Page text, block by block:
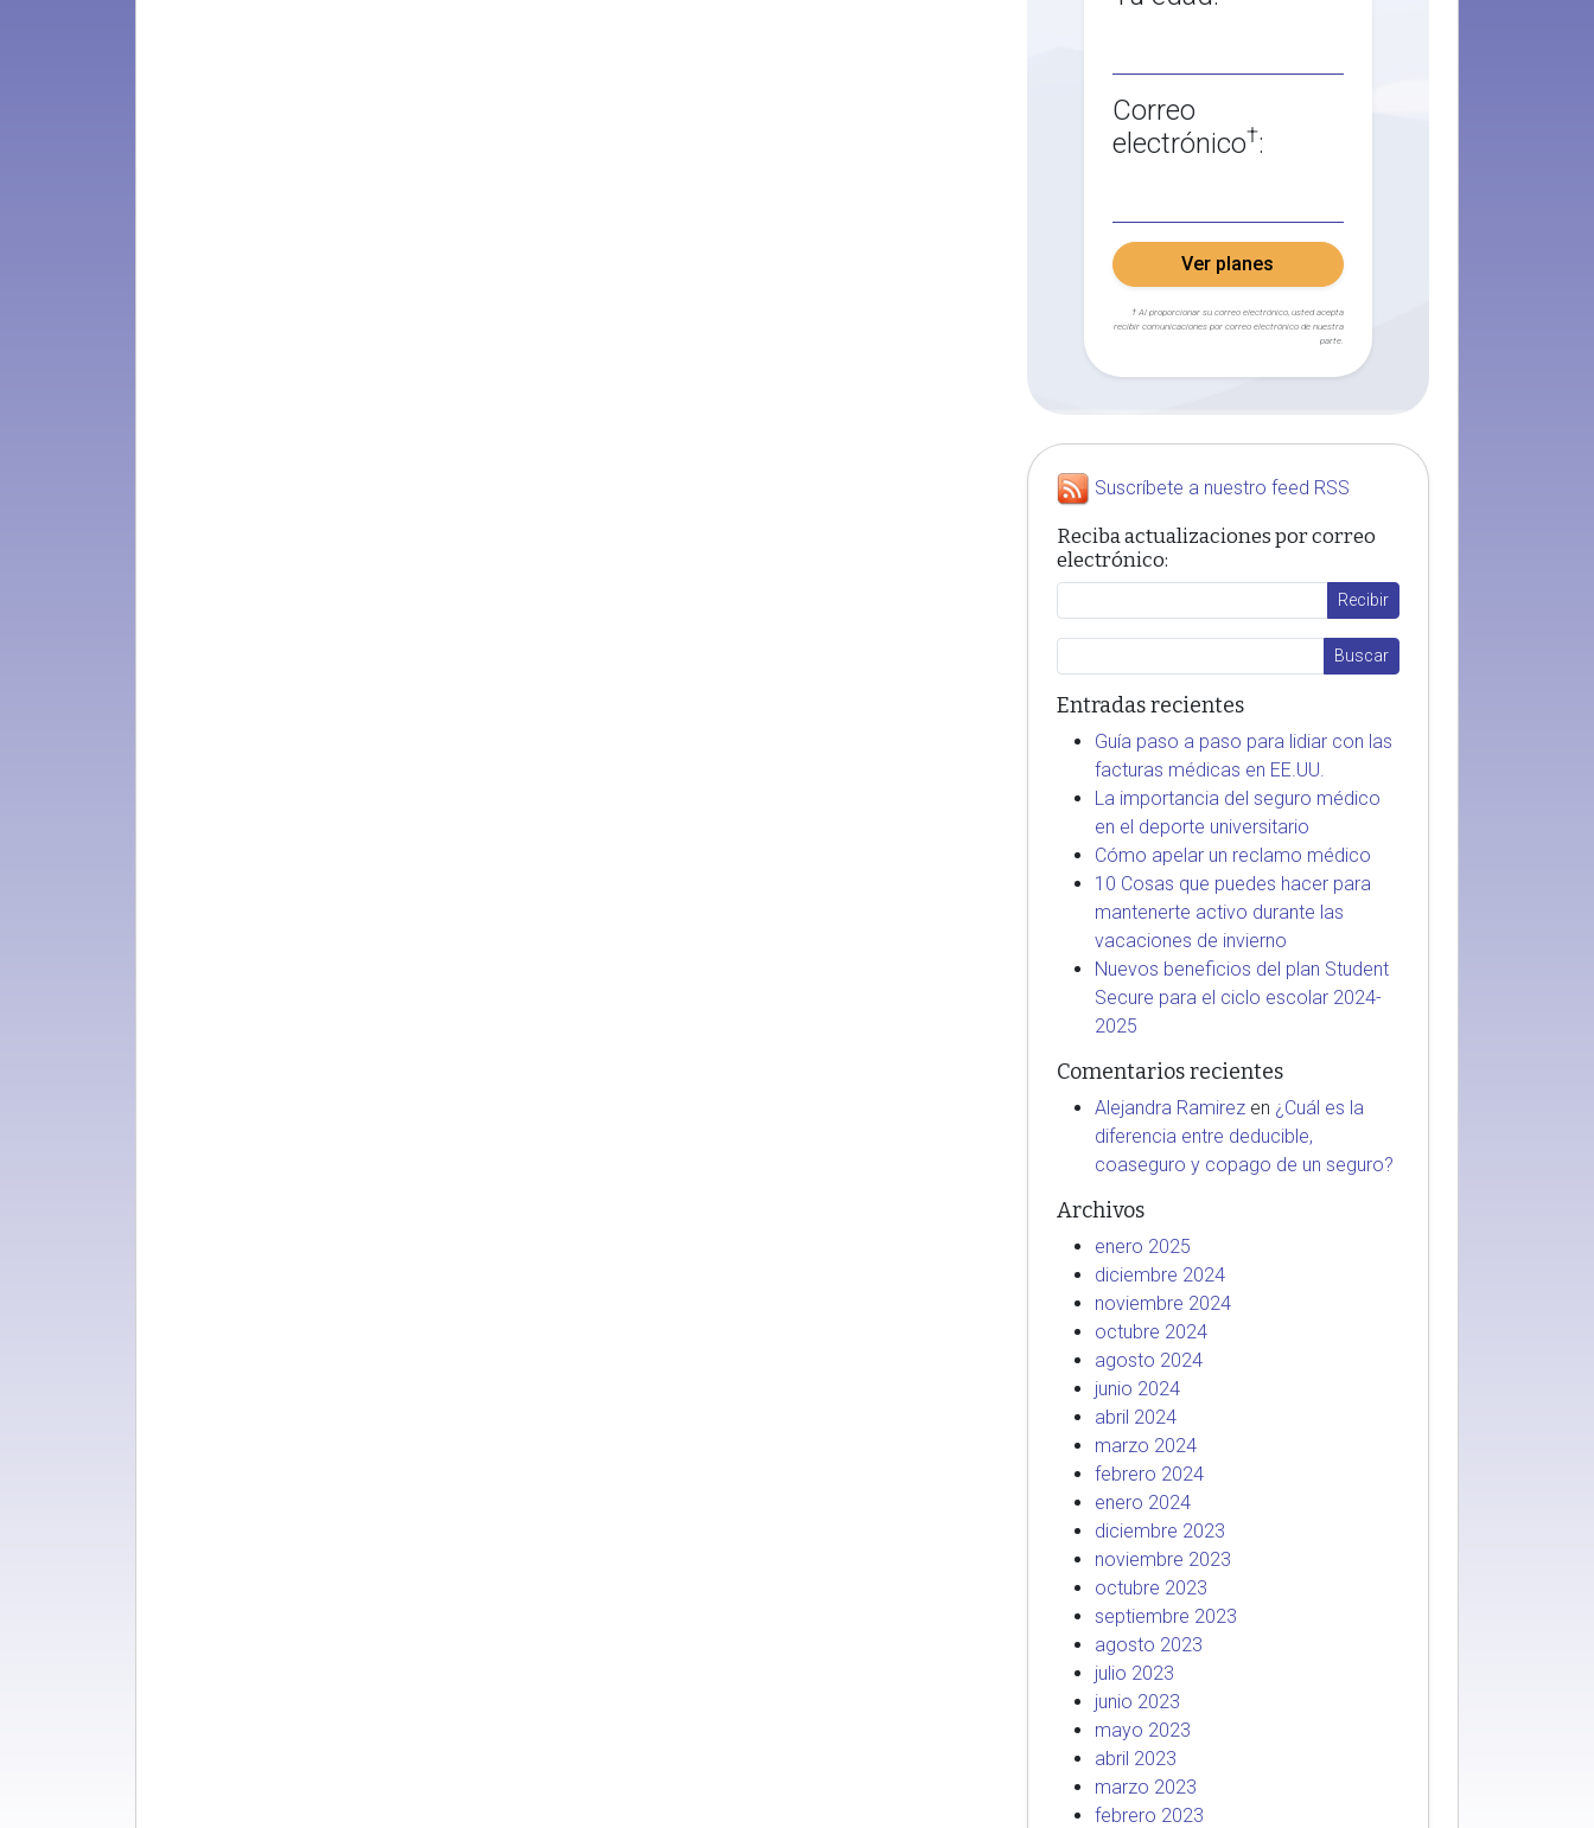
Correo
electrónico†:
Ver planes
† Al proporcionar su correo electrónico, usted acepta
recibir comunicaciones por correo electrónico de nuestra
parte.
Suscríbete a nuestro feed RSS
Reciba actualizaciones por correo
electrónico:
Entradas recientes
Guía paso a paso para lidiar con las
facturas médicas en EE.UU.
La importancia del seguro médico
en el deporte universitario
Cómo apelar un reclamo médico
10 Cosas que puedes hacer para
mantenerte activo durante las
vacaciones de invierno
Nuevos beneficios del plan Student
Secure para el ciclo escolar 2024-
2025
Comentarios recientes
Alejandra Ramirezen ¿Cuál es la
diferencia entre deducible,
coaseguro y copago de un seguro?
Archivos
enero 2025
diciembre 2024
noviembre 2024
octubre 2024
agosto 2024
junio 2024
abril 2024
marzo 2024
febrero 2024
enero 2024
diciembre 2023
noviembre 2023
octubre 2023
septiembre 2023
agosto 2023
julio 2023
junio 2023
mayo 2023
abril 2023
marzo 2023
febrero 2023